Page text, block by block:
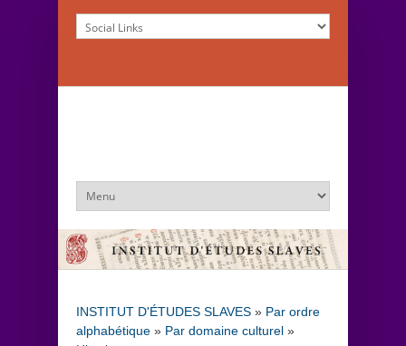
INSTITUT D'ÉTUDES SLAVES » Par ordre
alphabétique » Par domaine culturel »